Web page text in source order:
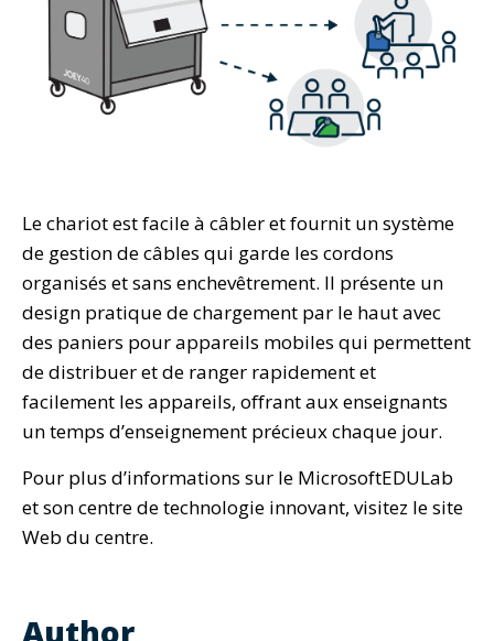
Le chariot est facile à câbler et fournit un système
de gestion de câbles qui garde les cordons
organisés et sans enchevêtrement. Il présente un
design pratique de chargement par le haut avec
des paniers pour appareils mobiles qui permettent
de distribuer et de ranger rapidement et
facilement les appareils, offrant aux enseignants
un temps d’enseignement précieux chaque jour.
Pour plus d’informations sur le MicrosoftEDULab
et son centre de technologie innovant, visitez le site
Web du centre.
Author